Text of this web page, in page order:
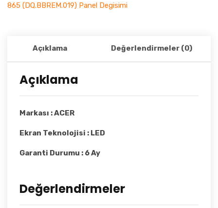
865 (DQ.BBREM.019) Panel Degisimi
Açıklama Değerlendirmeler (0)
Açıklama
Markası : ACER
Ekran Teknolojisi : LED
Garanti Durumu : 6 Ay
Değerlendirmeler